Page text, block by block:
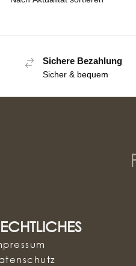
Sichere Bezahlung
Sicher & bequem